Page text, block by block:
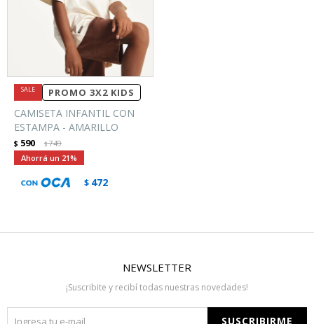
PROMO 3X2 KIDS
CAMISETA INFANTIL CON
ESTAMPA - AMARILLO
$ 590 $749
21
$ 472
NEWSLETTER
¡Suscribite y recibí todas nuestras novedades!
SUSCRIBIRME